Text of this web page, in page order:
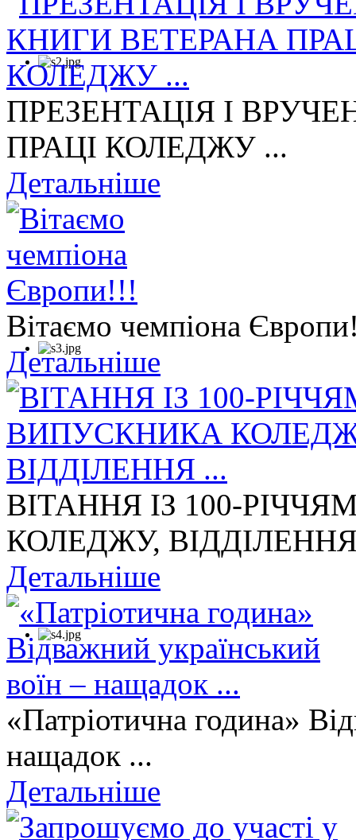
ПРЕЗЕНТАЦІЯ І
ПРАЦІ КОЛЕДЖУ ...
Детальніше
Вітаємо чемпіона
Детальніше
ВІТАННЯ ІЗ 100-
КОЛЕДЖУ,
Детальніше
«Патріотична година»
нащадок ...
Детальніше